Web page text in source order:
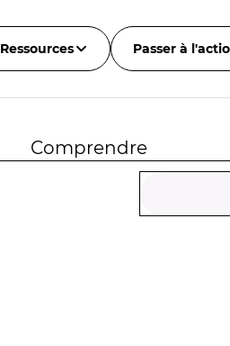
Ressources Passer à
Comprendre